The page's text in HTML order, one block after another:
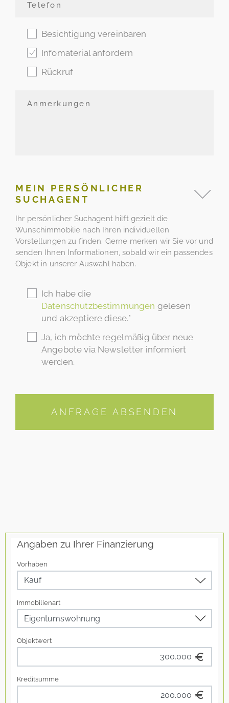
Besichtigung vereinbaren
Infomaterial anfordern
Rückruf
MEIN PERSÖNLICHER
SUCHAGENT
Ihr persönlicher Suchagent hilft gezielt die
Wunschimmobilie nach Ihren individuellen
Vorstellungen zu finden. Gerne merken wir Sie vor und
senden Ihnen Informationen, sobald wir ein passendes
Objekt in unserer Auswahl haben.
Ich habe die
Datenschutzbestimmungen gelesen
und akzeptiere diese.*
Ja, ich möchte regelmäßig über neue
Angebote via Newsletter informiert
werden.
ANFRAGE ABSENDEN